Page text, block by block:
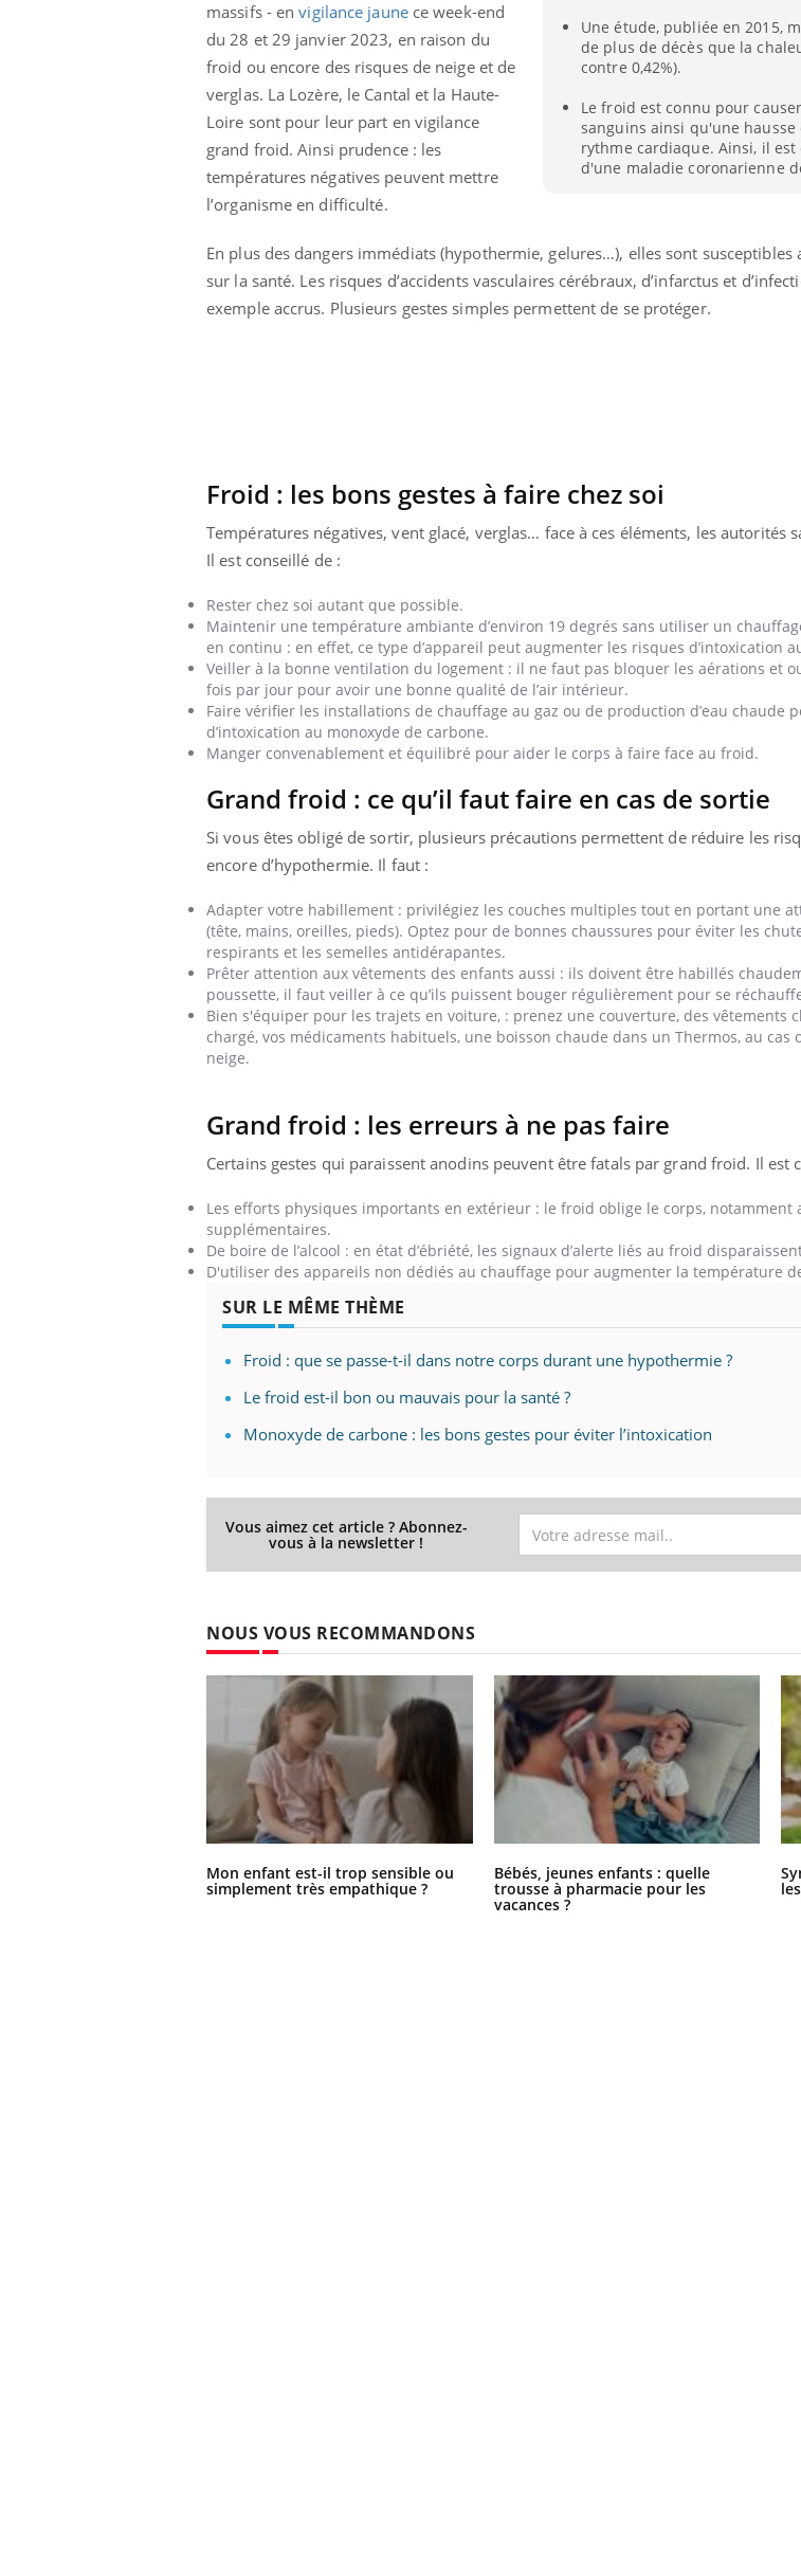
Une étude, publiée en 2015,
de plus de décès que la
contre 0,42%).
Le froid est connu pour
sanguins ainsi qu'une
rythme cardiaque. Ainsi, il
d'une maladie coronarienne
massifs - envigilance jaunece week-end
du 28 et 29 janvier 2023, en raison du
froid ou encore des risques de neige et de
verglas. La Lozère, le Cantal et la Haute-
Loire sont pour leur part en vigilance
grand froid. Ainsi prudence : les
températures négatives peuvent mettre
l’organisme en difficulté.
En plus des dangers immédiats (hypothermie, gelures…), elles sont
sur la santé. Les risques d’accidents vasculaires cérébraux, d’infarctus et
exemple accrus. Plusieurs gestes simples permettent de se protéger.
Froid : les bons gestes à faire chez soi
Températures négatives, vent glacé, verglas… face à ces éléments, les autorités
Il est conseillé de :
Rester chez soi autant que possible.
Maintenir une température ambiante d’environ 19 degrés sans utiliser un
en continu : en effet, ce type d’appareil peut augmenter les risques d’intoxication
Veiller à la bonne ventilation du logement : il ne faut pas bloquer les aérations et
fois par jour pour avoir une bonne qualité de l’air intérieur.
Faire vérifier les installations de chauffage au gaz ou de production d’eau chaude
d’intoxication au monoxyde de carbone.
Manger convenablement et équilibré pour aider le corps à faire face au froid.
Grand froid : ce qu’il faut faire en cas de sortie
Si vous êtes obligé de sortir, plusieurs précautions permettent de réduire les
encore d’hypothermie. Il faut :
Adapter votre habillement : privilégiez les couches multiples tout en portant une
(tête, mains, oreilles, pieds). Optez pour de bonnes chaussures pour éviter les
respirants et les semelles antidérapantes.
Prêter attention aux vêtements des enfants aussi : ils doivent être habillés
poussette, il faut veiller à ce qu’ils puissent bouger régulièrement pour se
Bien s'équiper pour les trajets en voiture, : prenez une couverture, des vêtements
chargé, vos médicaments habituels, une boisson chaude dans un Thermos, au
neige.
Grand froid : les erreurs à ne pas faire
Certains gestes qui paraissent anodins peuvent être fatals par grand froid. Il est
Les efforts physiques importants en extérieur : le froid oblige le corps,
supplémentaires.
De boire de l’alcool : en état d’ébriété, les signaux d’alerte liés au froid
D'utiliser des appareils non dédiés au chauffage pour augmenter la température
SUR LE MÊME THÈME
Froid : que se passe-t-il dans notre corps durant une hypothermie ?
Le froid est-il bon ou mauvais pour la santé ?
Monoxyde de carbone : les bons gestes pour éviter l’intoxication
Vous aimez cet article ? Abonnez-
vous à la newsletter !
NOUS VOUS RECOMMANDONS
Mon enfant est-il trop sensible ou
simplement très empathique ?
Bébés, jeunes enfants : quelle
trousse à pharmacie pour les
vacances ?
Mon enfant est-il trop
sensible ou simplement
très empathique ?
Bébés, jeunes enfants :
quelle trousse à
pharmacie pour les
vacances ?
exercices physiques ?
Comment éviter une otite
pendant les vacances ?
Hantavirus : un cas
détecté chez un touriste
en France
son taux élevé en France
Eczéma Chronique des Mains :
expliquer ma maladieYoutube
Il y a des sujets qui sont faciles à aborder...
d'autres non ! D'un côté, poser des
questions sur la maladie d'un proche c'est
Youtube
Carence en fer : comprendre pour
prévenirYoutube
Fatigue, irritabilité, brouillard mental ou
carence en fer sont multiples ce qui la rend
reste